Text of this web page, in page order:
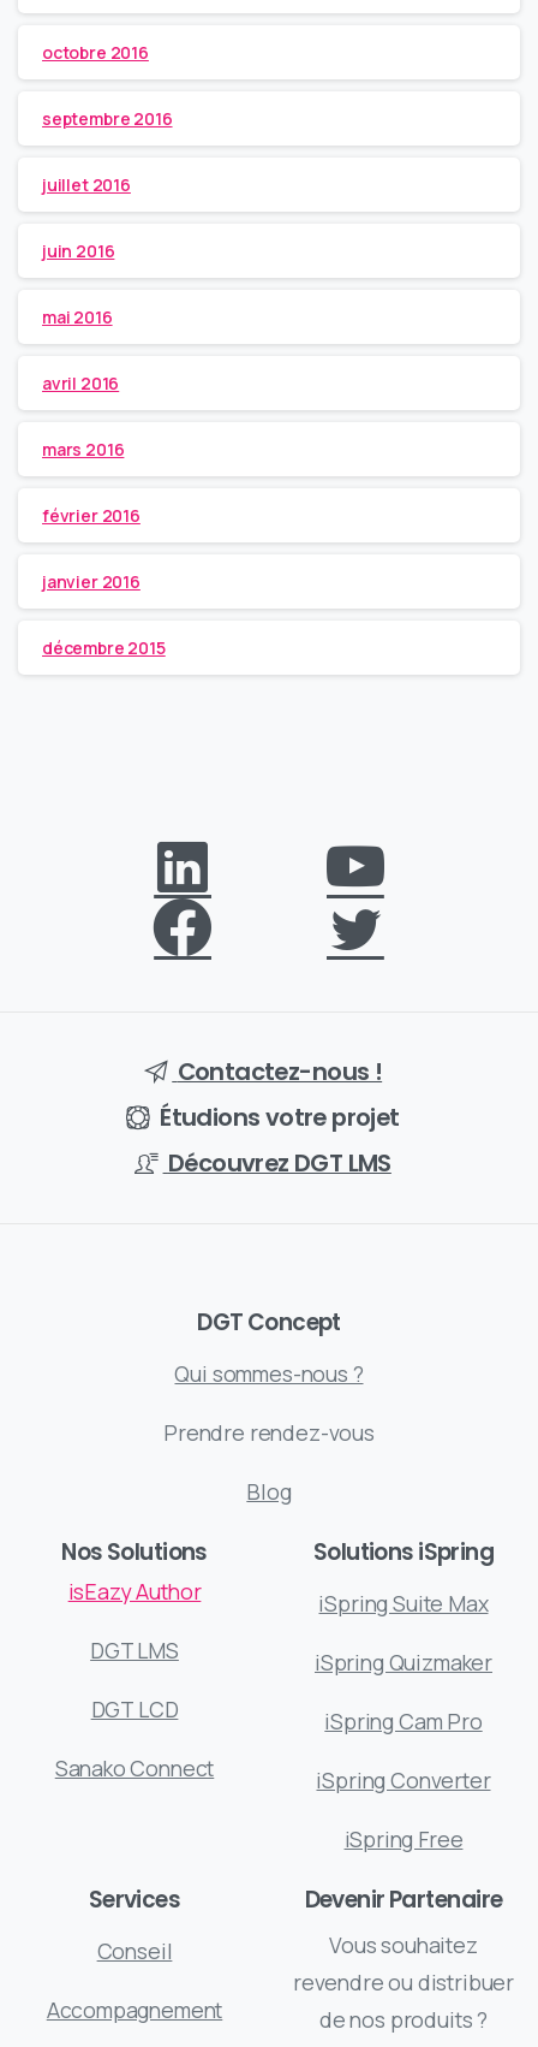
octobre 2016
septembre 2016
juillet 2016
juin 2016
mai 2016
avril 2016
mars 2016
février 2016
janvier 2016
décembre 2015
Contactez-nous !
Étudions votre projet
Découvrez DGT LMS
DGT Concept
Qui sommes-nous ?
Prendre rendez-vous
Blog
Nos Solutions
isEazy Author
DGT LMS
DGT LCD
Sanako Connect
Solutions iSpring
iSpring Suite Max
iSpring Quizmaker
iSpring Cam Pro
iSpring Converter
iSpring Free
Services
Conseil
Accompagnement
Devenir Partenaire
Vous souhaitez
revendre ou distribuer
de nos produits ?